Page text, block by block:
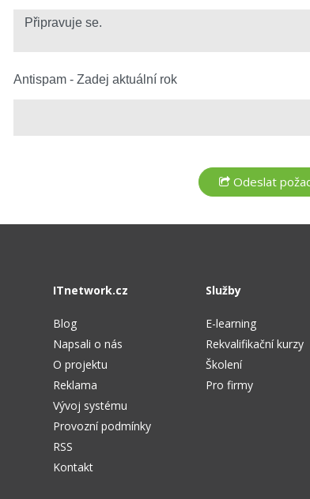
Antispam - Zadej aktuální rok
ITnetwork.cz
Blog
Napsali o nás
O projektu
Reklama
Vývoj systému
Provozní podmínky
RSS
Kontakt
Služby
E-learning
Rekvalifikační kurzy
Školení
Pro firmy